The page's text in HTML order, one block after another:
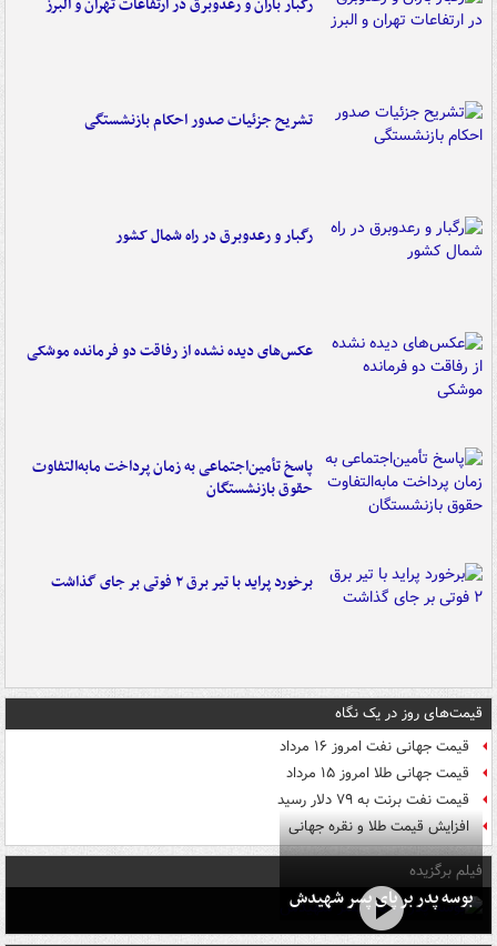
رگبار باران و رعدوبرق در ارتفاعات تهران و البرز
تشریح جزئیات صدور احکام بازنشستگی
رگبار و رعدوبرق در راه شمال کشور
عکس‌های دیده نشده از رفاقت دو فرمانده‌ موشکی
پاسخ تأمین‌اجتماعی به زمان پرداخت مابه‌التفاوت
حقوق بازنشستگان
برخورد پراید با تیر برق ۲ فوتی بر جای گذاشت
قیمت‌های روز در یک نگاه
قیمت جهانی نفت امروز ۱۶ مرداد
قیمت جهانی طلا امروز ۱۵ مرداد
قیمت نفت برنت به ۷۹ دلار رسید
افزایش قیمت طلا و نقره جهانی
فیلم برگزیده
بوسه‌ پدر بر پای پسر شهیدش